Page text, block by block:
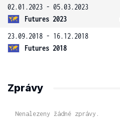
02.01.2023 - 05.03.2023
Futures 2023
23.09.2018 - 16.12.2018
Futures 2018
Zprávy
Nenalezeny žádné zprávy.